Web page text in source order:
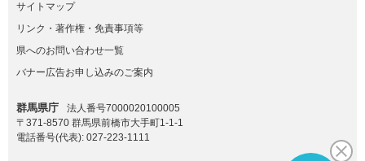
サイトマップ
リンク・著作権・免責事項等
県へのお問い合わせ一覧
バナー広告お申し込みのご案内
群馬県庁
法人番号7000020100005
〒371-8570 群馬県前橋市大手町1-1-1
電話番号(代表): 027-223-1111